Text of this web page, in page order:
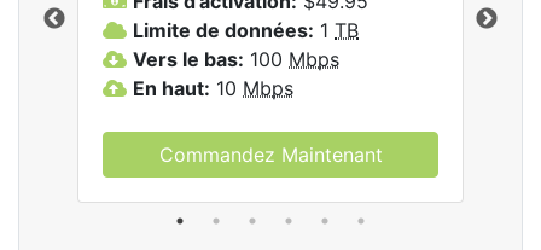
Limite de données: 1 TB
Vers le bas: 100 Mbps
En haut: 10 Mbps
Commandez Maintenant